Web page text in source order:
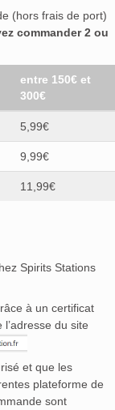
(hors frais de port)
commander 2 ou
entre 150€ et
300€
5,99€
9,99€
11,99€
Spirits Stations
à un certificat
du site
et que les
plateforme de
sont